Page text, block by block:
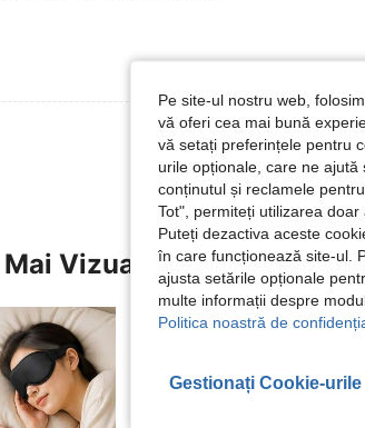
Vezi Mai Multe Recenzii
Vizualizat
Pe site-ul nostru web,
vă oferi cea mai bună
vă setați preferințele pentru
urile opționale, care ne
conținutul și reclamele
Tot", permiteți utilizarea
Puteți dezactiva aceste
în care funcționează site-ul.
ajusta setările opționale
multe informații despre
Politica noastră de
Gestionați Cookie-urile